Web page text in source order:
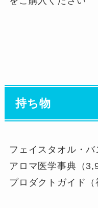
持ち物
フェイスタオル・バ
アロマ医学事典（
プロダクトガイド（